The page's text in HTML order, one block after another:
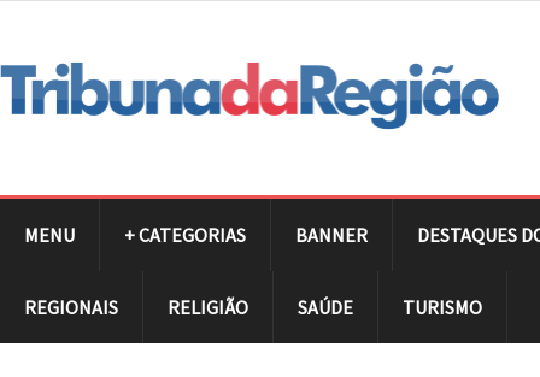
MENU + CATEGORIAS BANNER DESTAQUES
REGIONAIS RELIGIÃO SAÚDE TURISMO